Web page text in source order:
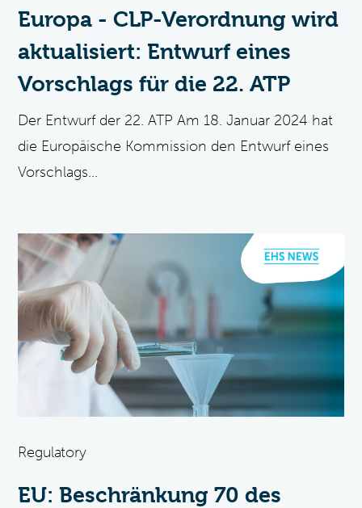
Europa - CLP-Verordnung wird
aktualisiert: Entwurf eines
Vorschlags für die 22. ATP
Der Entwurf der 22. ATP Am 18. Januar 2024 hat
die Europäische Kommission den Entwurf eines
Vorschlags...
Regulatory
EU: Beschränkung 70 des